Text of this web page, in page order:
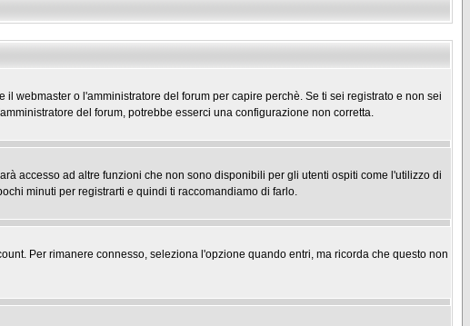
webmaster o l'amministratore del forum per capire perchè. Se ti sei registrato e non sei
del forum, potrebbe esserci una configurazione non corretta.
accesso ad altre funzioni che non sono disponibili per gli utenti ospiti come l'utilizzo di
minuti per registrarti e quindi ti raccomandiamo di farlo.
Per rimanere connesso, seleziona l'opzione quando entri, ma ricorda che questo non